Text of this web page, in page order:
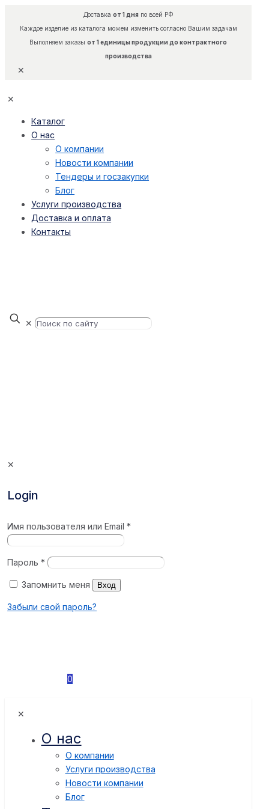
Доставка от 1 дняпо всей РФ
Каждое изделие из каталога можем изменить согласно Вашим задачам
Выполняем заказы от 1 единицы продукции до контрактного
производства
✕
✕
Каталог
О нас
О компании
Новости компании
Тендеры и госзакупки
Блог
Услуги производства
Доставка и оплата
Контакты
✕
✕
Login
Имя пользователя или Email*
Пароль*
Запомнить меня Вход
Забыли свой пароль?
0
✕
О нас
О компании
Услуги производства
Новости компании
Блог